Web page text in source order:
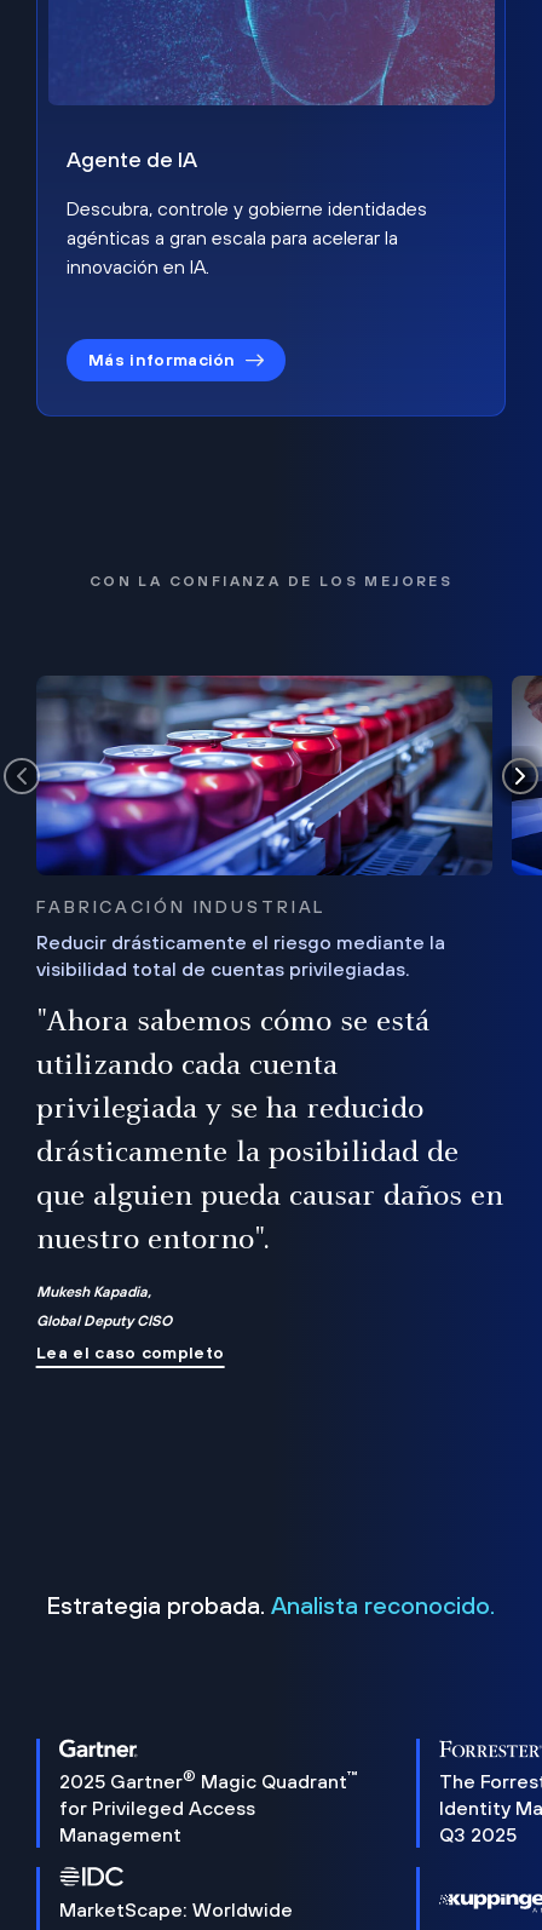
Agente de IA
Descubra, controle y gobierne identidades
agénticas a gran escala para acelerar la
innovación en IA.
Más información
CON LA CONFIANZA DE LOS MEJORES
FABRICACIÓN INDUSTRIAL
Reducir drásticamente el riesgo mediante la
visibilidad total de cuentas privilegiadas.
"Ahora sabemos cómo se está
utilizando cada cuenta
privilegiada y se ha reducido
drásticamente la posibilidad de
que alguien pueda causar daños en
nuestro entorno".
Mukesh Kapadia,
Global Deputy CISO
Lea el caso completo
Estrategia probada. Analista reconocido.
2025 Gartner® Magic Quadrant™
for Privileged Access
Management
The
Identity
Q3 2025
MarketScape: Worldwide